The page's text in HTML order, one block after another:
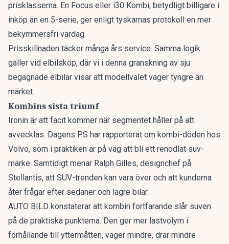
prisklasserna. En Focus eller i30 Kombi, betydligt billigare i
inköp än en 5-serie, ger enligt tyskarnas protokoll en mer
bekymmersfri vardag.
Prisskillnaden täcker många års service. Samma logik
gäller vid elbilsköp, där vi i denna granskning av sju
begagnade elbilar visar att modellvalet väger tyngre än
märket.
Kombins sista triumf
Ironin är att facit kommer när segmentet håller på att
avvecklas. Dagens PS har rapporterat om kombi-döden hos
Volvo, som i praktiken är på väg att bli ett renodlat suv-
märke. Samtidigt menar Ralph Gilles, designchef på
Stellantis, att SUV-trenden kan vara över och att kunderna
åter frågar efter sedaner och lägre bilar.
AUTO BILD konstaterar att kombin fortfarande slår suven
på de praktiska punkterna. Den ger mer lastvolym i
förhållande till yttermåtten, väger mindre, drar mindre